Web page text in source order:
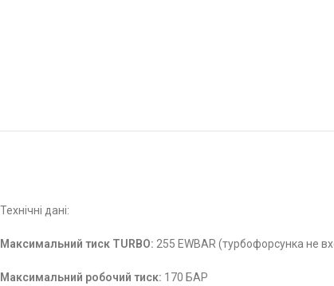
Технічні дані:
Максимальний тиск TURBO: 255 EWBAR (турбофорсунка не
Максимальний робочий тиск: 170 БАР